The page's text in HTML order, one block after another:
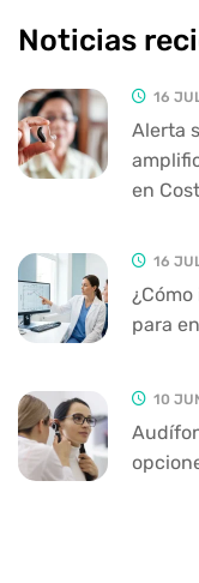
Noticias
16
Alerta
en
16
para
10